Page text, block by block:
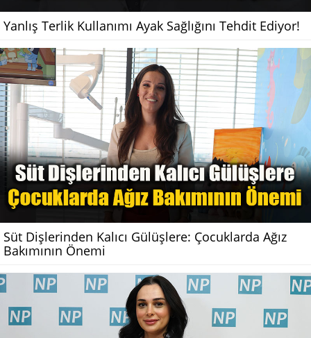
Yanlış Terlik Kullanımı Ayak Sağlığını Tehdit Ediyor!
Süt Dişlerinden Kalıcı Gülüşlere: Çocuklarda Ağız
Bakımının Önemi